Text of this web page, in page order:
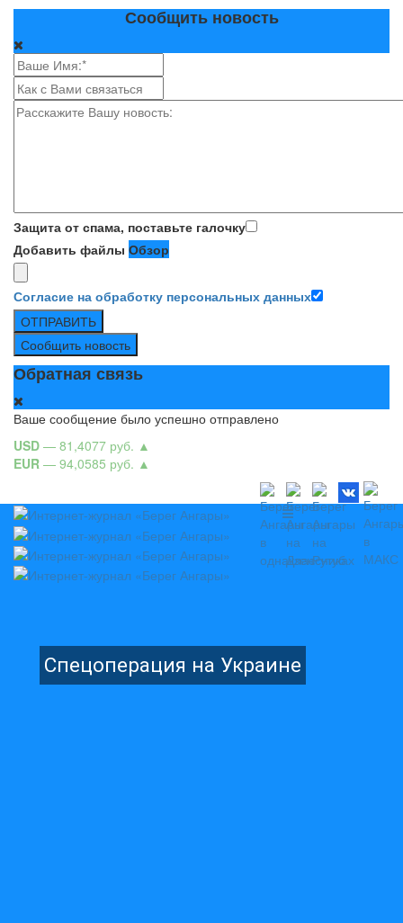
Сообщить новость
Защита от спама, поставьте галочку
Добавить файлы Обзор
Согласие на обработку персональных данных
ОТПРАВИТЬ
Сообщить новость
Обратная связь
Ваше сообщение было успешно отправлено
USD — 81,4077 руб. ▲
EUR — 94,0585 руб. ▲
Спецоперация на Украине